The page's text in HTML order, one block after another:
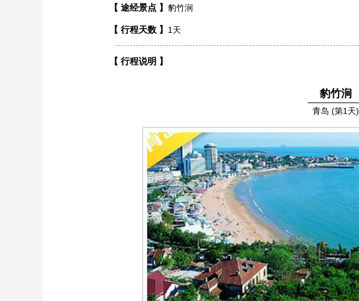
【 途经景点 】 豹竹涧
【 行程天数 】 1天
【 行程说明 】
豹竹涧
青岛 (第1天)